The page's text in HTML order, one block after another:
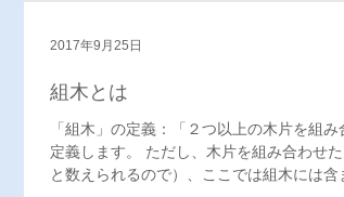
組木とは
「組木」の定義：「２つ以上の木片を組
定義します。 ただし、木片を組み合わせ
と数えられるので）、ここでは組木には
2017年9月25日